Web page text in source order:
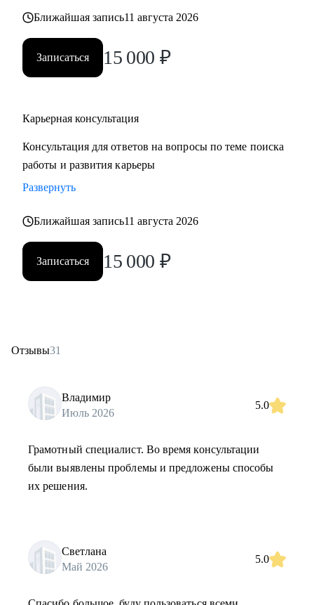
также замотивировать на движение к желаемой цели.
Ближайшая запись11 августа 2026
Записаться 15 000 ₽
Карьерная консультация
Консультация для ответов на вопросы по теме поиска
работы и развития карьеры
Развернуть
Ближайшая запись11 августа 2026
Записаться 15 000 ₽
Отзывы31
Владимир
Июль 2026
5.0
Грамотный специалист. Во время консультации
были выявлены проблемы и предложены способы
их решения.
Светлана
Май 2026
5.0